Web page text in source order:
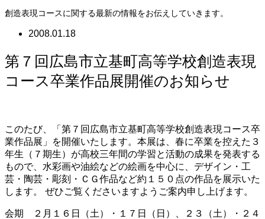
創造表現コースに関する最新の情報をお伝えしていきます。
2008.01.18
第７回広島市立基町高等学校創造表現
コース卒業作品展開催のお知らせ
このたび、「第７回広島市立基町高等学校創造表現コース卒
業作品展」を開催いたします。本展は、春に卒業を控えた３
年生（７期生）が高校三年間の学習と活動の成果を発表する
もので、水彩画や油絵などの絵画を中心に、デザイン・工
芸・陶芸・彫刻・ＣＧ作品など約１５０点の作品を展示いた
します。 ぜひご覧くださいますようご案内申し上げます。
会期
２月１６日（土）・１７日（日）、２３（土）・２４